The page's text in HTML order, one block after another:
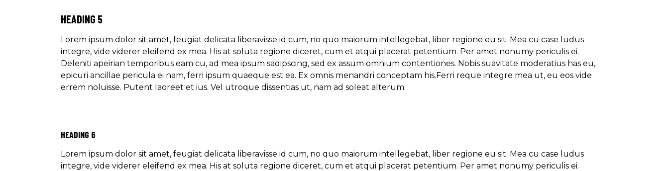
HEADING 5
Lorem ipsum dolor sit amet, feugiat delicata liberavisse id cum, no quo maiorum intellegebat, liber regione eu sit. Mea cu case ludus
integre, vide viderer eleifend ex mea. His at soluta regione diceret, cum et atqui placerat petentium. Per amet nonumy periculis ei.
Deleniti apeirian temporibus eam cu, ad mea ipsum sadipscing, sed ex assum omnium contentiones. Nobis suavitate moderatius has eu,
epicuri ancillae pericula ei nam, ferri ipsum quaeque est ea. Ex omnis menandri conceptam his.Ferri reque integre mea ut, eu eos vide
errem noluisse. Putent laoreet et ius. Vel utroque dissentias ut, nam ad soleat alterum
HEADING 6
Lorem ipsum dolor sit amet, feugiat delicata liberavisse id cum, no quo maiorum intellegebat, liber regione eu sit. Mea cu case ludus
integre, vide viderer eleifend ex mea. His at soluta regione diceret, cum et atqui placerat petentium. Per amet nonumy periculis ei.